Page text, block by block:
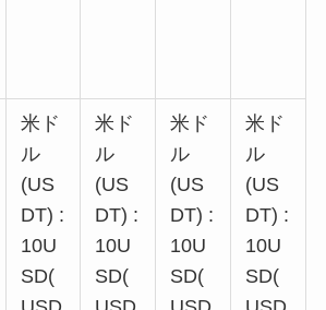
米ド
ル
(US
DT) :
10U
SD(
米ド
ル
(US
DT) :
10U
SD(
米ド
ル
(US
DT) :
10U
SD(
米ド
ル
(US
DT) :
10U
SD(